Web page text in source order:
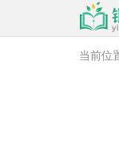
当前位